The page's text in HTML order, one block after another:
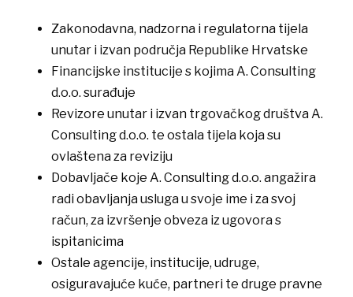
​Zakonodavna, nadzorna i regulatorna tijela
unutar i izvan područja Republike Hrvatske
​Financijske institucije s kojima A. Consulting
d.o.o. surađuje
​Revizore unutar i izvan trgovačkog društva A.
Consulting d.o.o. te ostala tijela koja su
ovlaštena za reviziju
​Dobavljače koje A. Consulting d.o.o. angažira
radi obavljanja usluga u svoje ime i za svoj
račun, za izvršenje obveza iz ugovora s
ispitanicima
​Ostale agencije, institucije, udruge,
osiguravajuće kuće, partneri te druge pravne